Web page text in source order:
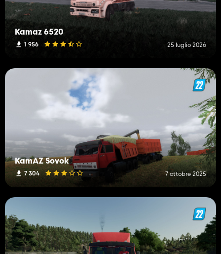
Kamaz 6520
1 956 25 luglio 2026
KamAZ Sovok
7 304 7 ottobre 2025